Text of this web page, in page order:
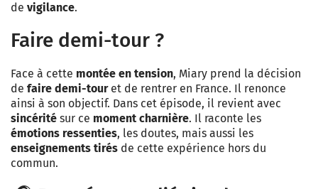
de vigilance.
Faire demi-tour ?
Face à cette montée en tension, Miary prend la décision
de faire demi-touret de rentrer en France. Il renonce
ainsi à son objectif. Dans cet épisode, il revient avec
sincérité sur ce moment charnière. Il raconte les
émotions ressenties, les doutes, mais aussi les
enseignements tirés de cette expérience hors du
commun.